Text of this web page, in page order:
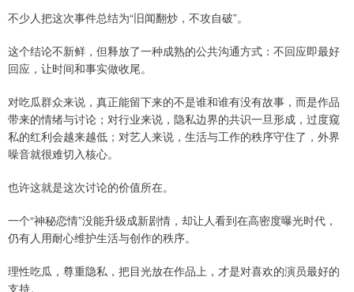
不少人把这次事件总结为“旧闻翻炒，不攻自破”。
这个结论不新鲜，但释放了一种成熟的公共沟通方式：不回应即最好
回应，让时间和事实做收尾。
对吃瓜群众来说，真正能留下来的不是谁和谁有没有故事，而是作品
带来的情绪与讨论；对行业来说，隐私边界的共识一旦形成，过度窥
私的红利会越来越低；对艺人来说，生活与工作的秩序守住了，外界
噪音就很难切入核心。
也许这就是这次讨论的价值所在。
一个“神秘恋情”没能升级成新剧情，却让人看到在高密度曝光时代，
仍有人用耐心维护生活与创作的秩序。
理性吃瓜，尊重隐私，把目光放在作品上，才是对喜欢的演员最好的
支持。